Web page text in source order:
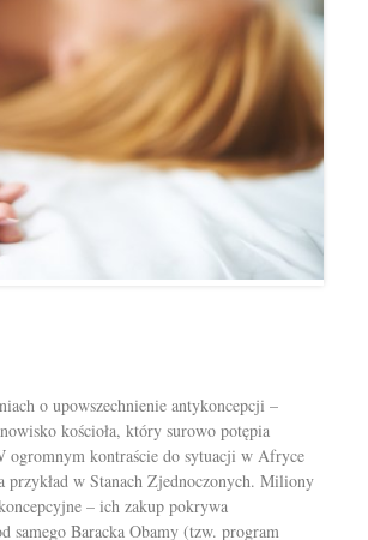
o upowszechnienie antykoncepcji –
kościoła, który surowo potępia
ogromnym kontraście do sytuacji w Afryce
w Stanach Zjednoczonych. Miliony
– ich zakup pokrywa
samego Baracka Obamy (tzw. program